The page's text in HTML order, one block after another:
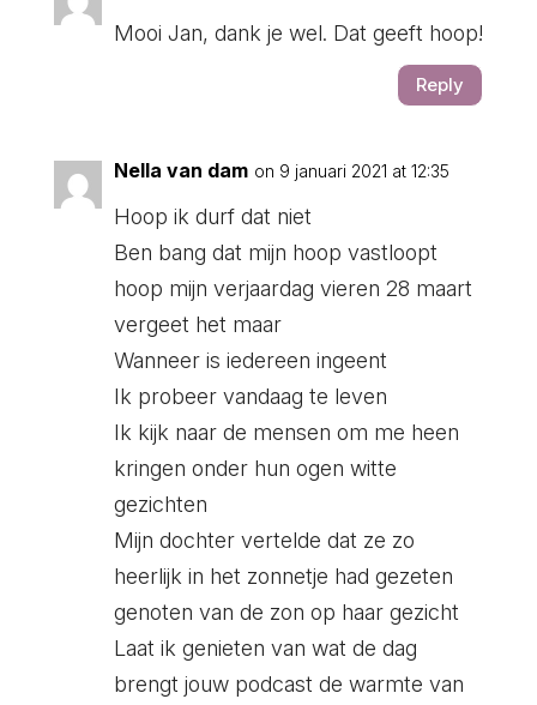
Mooi Jan, dank je wel. Dat geeft hoop!
Reply
Nella van dam on 9 januari 2021 at 12:35
Hoop ik durf dat niet
Ben bang dat mijn hoop vastloopt
hoop mijn verjaardag vieren 28 maart
vergeet het maar
Wanneer is iedereen ingeent
Ik probeer vandaag te leven
Ik kijk naar de mensen om me heen
kringen onder hun ogen witte
gezichten
Mijn dochter vertelde dat ze zo
heerlijk in het zonnetje had gezeten
genoten van de zon op haar gezicht
Laat ik genieten van wat de dag
brengt jouw podcast de warmte van